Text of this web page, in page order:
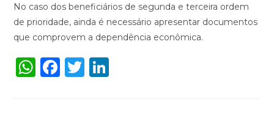
No caso dos beneficiários de segunda e terceira ordem
de prioridade, ainda é necessário apresentar documentos
que comprovem a dependência econômica.
W F
T